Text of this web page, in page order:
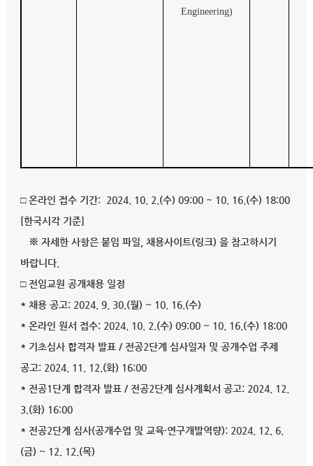
Engineering)
□ 온라인 접수 기간: 2024. 10. 2.(수) 09:00 ~ 10. 16.(수) 18:00
[한국시각 기준]
※ 자세한 사항은 붙임 파일, 채용사이트(링크) 을 참고하시기
바랍니다.
□ 전임교원 공개채용 일정
* 채용 공고: 2024. 9. 30.(월) ~ 10. 16.(수)
* 온라인 원서 접수: 2024. 10. 2.(수) 09:00 ~ 10. 16.(수) 18:00
* 기초심사 합격자 발표 / 전공2단계 심사일자 및 공개수업 주제
공고: 2024. 11. 12.(화) 16:00
* 전공1단계 합격자 발표 / 전공2단계 심사계획서 공고: 2024. 12.
3.(화) 16:00
* 전공2단계 심사(공개수업 및 교육·연구개발역량): 2024. 12. 6.
(금) ~ 12. 12.(목)